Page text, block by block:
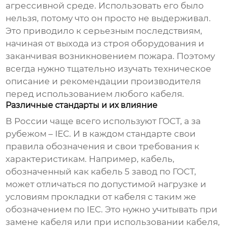
агрессивной среде. Использовать его было
нельзя, потому что он просто не выдерживал.
Это приводило к серьезным последствиям,
начиная от выхода из строя оборудования и
заканчивая возникновением пожара. Поэтому
всегда нужно тщательно изучать техническое
описание и рекомендации производителя
перед использованием любого кабеля.
Различные стандарты и их влияние
В России чаще всего используют ГОСТ, а за
рубежом – IEC. И в каждом стандарте свои
правила обозначения и свои требования к
характеристикам. Например, кабель,
обозначенный как кабель 5 завод по ГОСТ,
может отличаться по допустимой нагрузке и
условиям прокладки от кабеля с таким же
обозначением по IEC. Это нужно учитывать при
замене кабеля или при использовании кабеля,